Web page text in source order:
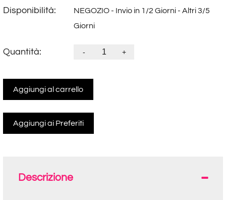
Disponibilità:
NEGOZIO - Invio in 1/2 Giorni - Altri 3/5
Giorni
Quantità: - +
Aggiungi al carrello
Descrizione